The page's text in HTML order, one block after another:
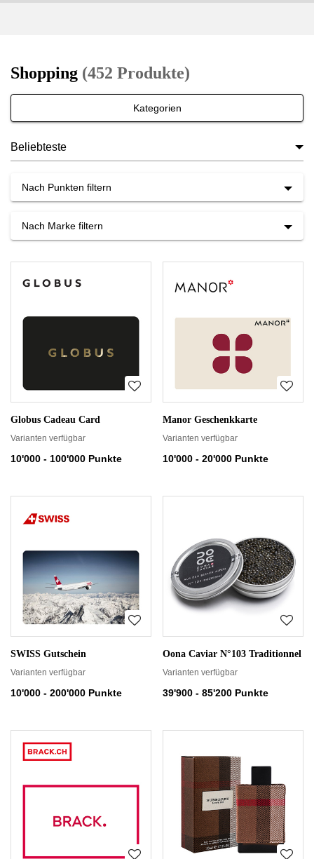
Warning:
Success:
Password
changed
successfully!
Shopping
Shopping (452 Produkte)
Kategorien
sortieren
Nach Punkten filtern
Nach Marke filtern
Globus Cadeau Card
Varianten verfügbar
10'000 - 100'000 Punkte
Manor Geschenkkarte
Varianten verfügbar
10'000 - 20'000 Punkte
SWISS Gutschein
Varianten verfügbar
10'000 - 200'000 Punkte
Oona Caviar N°103 Traditionnel
Varianten verfügbar
39'900 - 85'200 Punkte